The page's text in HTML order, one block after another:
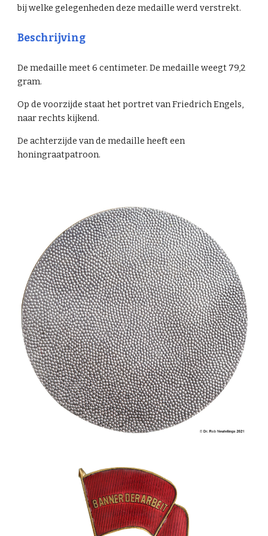
bij welke gelegenheden deze medaille werd verstrekt.
Beschrijving
Demedaille meet6centimeter. Demedaille weegt 79,2
gram.
Op de voorzijde staat het portret van Friedrich Engels,
naar rechts kijkend.
De achterzijde van de medaille heeft een
honingraatpatroon.